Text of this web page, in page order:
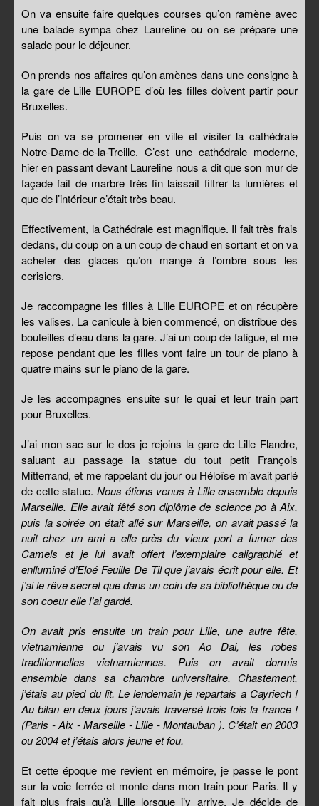
On va ensuite faire quelques courses qu’on ramène avec
une balade sympa chez Laureline ou on se prépare une
salade pour le déjeuner.
On prends nos affaires qu’on amènes dans une consigne à
la gare de Lille EUROPE d’où les filles doivent partir pour
Bruxelles.
Puis on va se promener en ville et visiter la cathédrale
Notre-Dame-de-la-Treille. C’est une cathédrale moderne,
hier en passant devant Laureline nous a dit que son mur de
façade fait de marbre très fin laissait filtrer la lumières et
que de l’intérieur c’était très beau.
Effectivement, la Cathédrale est magnifique. Il fait très frais
dedans, du coup on a un coup de chaud en sortant et on va
acheter des glaces qu’on mange à l’ombre sous les
cerisiers.
Je raccompagne les filles à Lille EUROPE et on récupère
les valises. La canicule à bien commencé, on distribue des
bouteilles d’eau dans la gare. J’ai un coup de fatigue, et me
repose pendant que les filles vont faire un tour de piano à
quatre mains sur le piano de la gare.
Je les accompagnes ensuite sur le quai et leur train part
pour Bruxelles.
J’ai mon sac sur le dos je rejoins la gare de Lille Flandre,
saluant au passage la statue du tout petit François
Mitterrand, et me rappelant du jour ou Héloïse m’avait parlé
de cette statue. Nous étions venus à Lille ensemble depuis
Marseille. Elle avait fêté son diplôme de science po à Aix,
puis la soirée on était allé sur Marseille, on avait passé la
nuit chez un ami a elle près du vieux port a fumer des
Camels et je lui avait offert l’exemplaire caligraphié et
enlluminé d’Eloé Feuille De Til que j’avais écrit pour elle. Et
j’ai le rêve secret que dans un coin de sa bibliothèque ou de
son coeur elle l’ai gardé.
On avait pris ensuite un train pour Lille, une autre fête,
vietnamienne ou j’avais vu son Ao Dai, les robes
traditionnelles vietnamiennes. Puis on avait dormis
ensemble dans sa chambre universitaire. Chastement,
j’étais au pied du lit. Le lendemain je repartais a Cayriech !
Au bilan en deux jours j’avais traversé trois fois la france !
(Paris - Aix - Marseille - Lille - Montauban ). C’était en 2003
ou 2004 et j’étais alors jeune et fou.
Et cette époque me revient en mémoire, je passe le pont
sur la voie ferrée et monte dans mon train pour Paris. Il y
fait plus frais qu’à Lille lorsque j’y arrive. Je décide de